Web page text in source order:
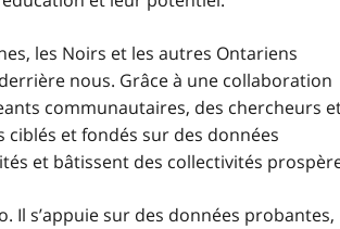
les Noirs et les autres Ontariens
nous. Grâce à une collaboration
communautaires, des chercheurs
et fondés sur des données
et bâtissent des collectivités
Il s’appuie sur des données probantes,